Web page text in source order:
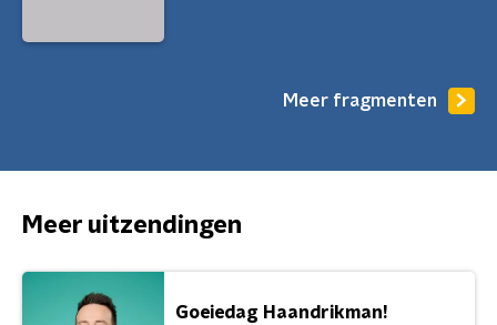
Meer fragmenten
Meer uitzendingen
Goeiedag Haandrikman!